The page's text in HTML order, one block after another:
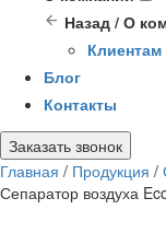
Назад / О
Клиентам
Блог
Контакты
Заказать звонок
Главная / Продукция /
Сепаратор воздуха